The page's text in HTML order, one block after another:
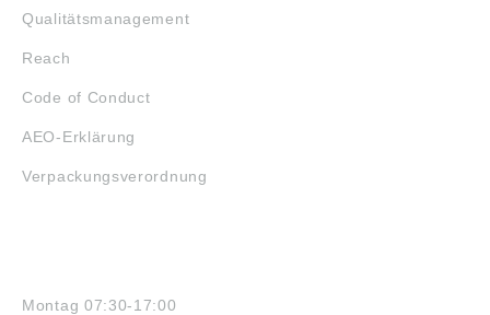
Qualitätsmanagement
Reach
Code of Conduct
AEO-Erklärung
Verpackungsverordnung
Montag 07:30-17:00